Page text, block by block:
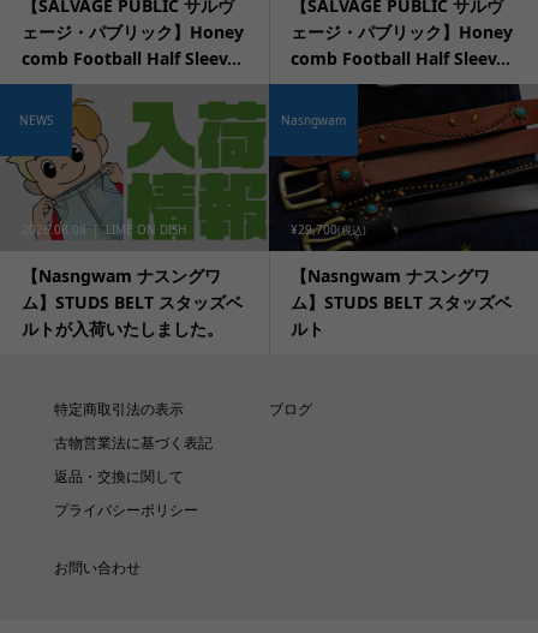
【SALVAGE PUBLIC サルヴ
ェージ・パブリック】Honey
comb Football Half Sleev...
【SALVAGE PUBLIC サルヴ
ェージ・パブリック】Honey
comb Football Half Sleev...
2026.08.08 LIME ON DISH
【Nasngwam ナスングワ
ム】STUDS BELT スタッズベ
ルトが入荷いたしました。
NEWS
¥29,700(税込)
【Nasngwam ナスングワ
ム】STUDS BELT スタッズベ
ルト
Nasngwam
特定商取引法の表示
古物営業法に基づく表記
返品・交換に関して
プライバシーポリシー
ブログ
お問い合わせ